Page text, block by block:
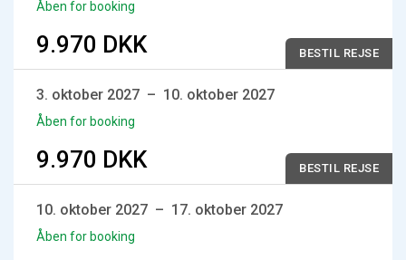
Åben for booking
9.970 DKK BESTIL REJSE
3. oktober 2027 – 10. oktober 2027
Åben for booking
9.970 DKK BESTIL REJSE
10. oktober 2027 – 17. oktober 2027
Åben for booking